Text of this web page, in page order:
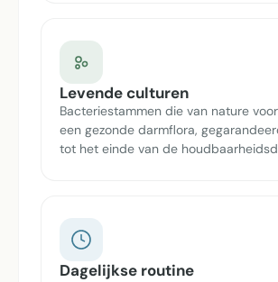
Levende culturen
Bacteriestammen die van nature
een gezonde darmflora,
tot het einde van de
Dagelijkse routine